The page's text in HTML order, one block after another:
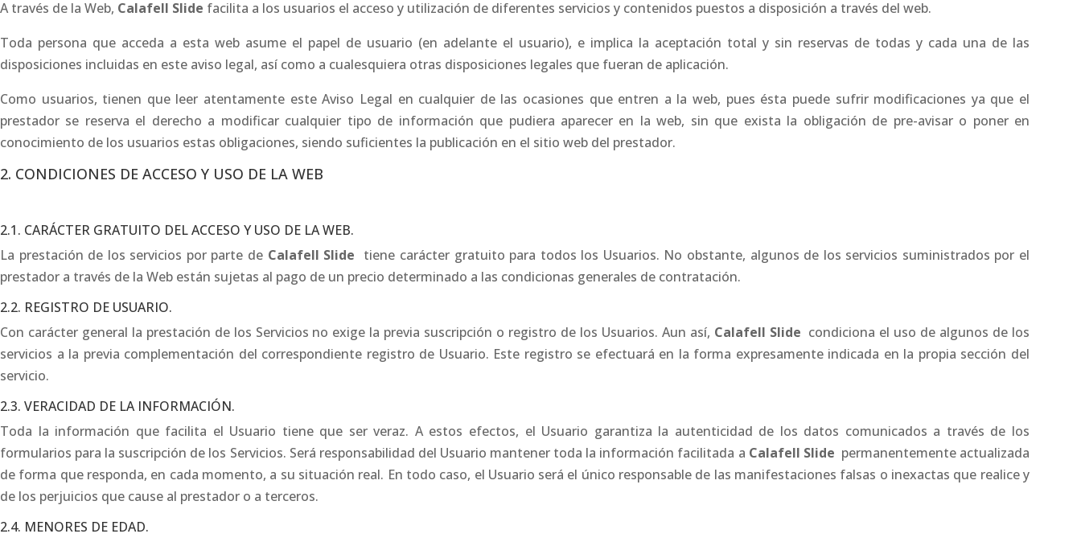
A través de la Web, Calafell Slide facilita a los usuarios el acceso y utilización de diferentes servicios y contenidos puestos a disposición a través del web.
Toda persona que acceda a esta web asume el papel de usuario (en adelante el usuario), e implica la aceptación total y sin reservas de todas y cada una de las
disposiciones incluidas en este aviso legal, así como a cualesquiera otras disposiciones legales que fueran de aplicación.
Como usuarios, tienen que leer atentamente este Aviso Legal en cualquier de las ocasiones que entren a la web, pues ésta puede sufrir modificaciones ya que el
prestador se reserva el derecho a modificar cualquier tipo de información que pudiera aparecer en la web, sin que exista la obligación de pre-avisar o poner en
conocimiento de los usuarios estas obligaciones, siendo suficientes la publicación en el sitio web del prestador.
2. CONDICIONES DE ACCESO Y USO DE LA WEB
2.1. CARÁCTER GRATUITO DEL ACCESO Y USO DE LA WEB.
La prestación de los servicios por parte de Calafell Slide tiene carácter gratuito para todos los Usuarios. No obstante, algunos de los servicios suministrados por el
prestador a través de la Web están sujetas al pago de un precio determinado a las condicionas generales de contratación.
2.2. REGISTRO DE USUARIO.
Con carácter general la prestación de los Servicios no exige la previa suscripción o registro de los Usuarios. Aun así, Calafell Slide condiciona el uso de algunos de los
servicios a la previa complementación del correspondiente registro de Usuario. Este registro se efectuará en la forma expresamente indicada en la propia sección del
servicio.
2.3. VERACIDAD DE LA INFORMACIÓN.
Toda la información que facilita el Usuario tiene que ser veraz. A estos efectos, el Usuario garantiza la autenticidad de los datos comunicados a través de los
formularios para la suscripción de los Servicios. Será responsabilidad del Usuario mantener toda la información facilitada a Calafell Slide permanentemente actualizada
de forma que responda, en cada momento, a su situación real. En todo caso, el Usuario será el único responsable de las manifestaciones falsas o inexactas que realice y
de los perjuicios que cause al prestador o a terceros.
2.4. MENORES DE EDAD.